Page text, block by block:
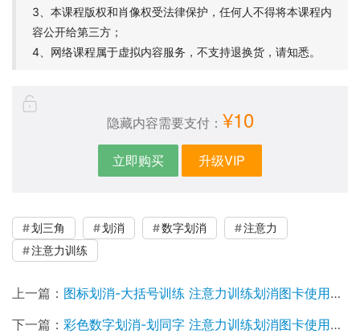
3、本课程版权和肖像权受法律保护，任何人不得将本课程内
容公开给第三方；
4、网络课程属于虚拟内容服务，不支持退换货，请知悉。
隐藏内容需要支付： ¥10
立即购买 升级VIP
划三角 划消 数字划消
注意力
注意力训练
上一篇： 图标划消-大括号训练 注意力训练划消图卡使用教学视频
下一篇： 彩色数字划消-划同字 注意力训练划消图卡使用教学视频